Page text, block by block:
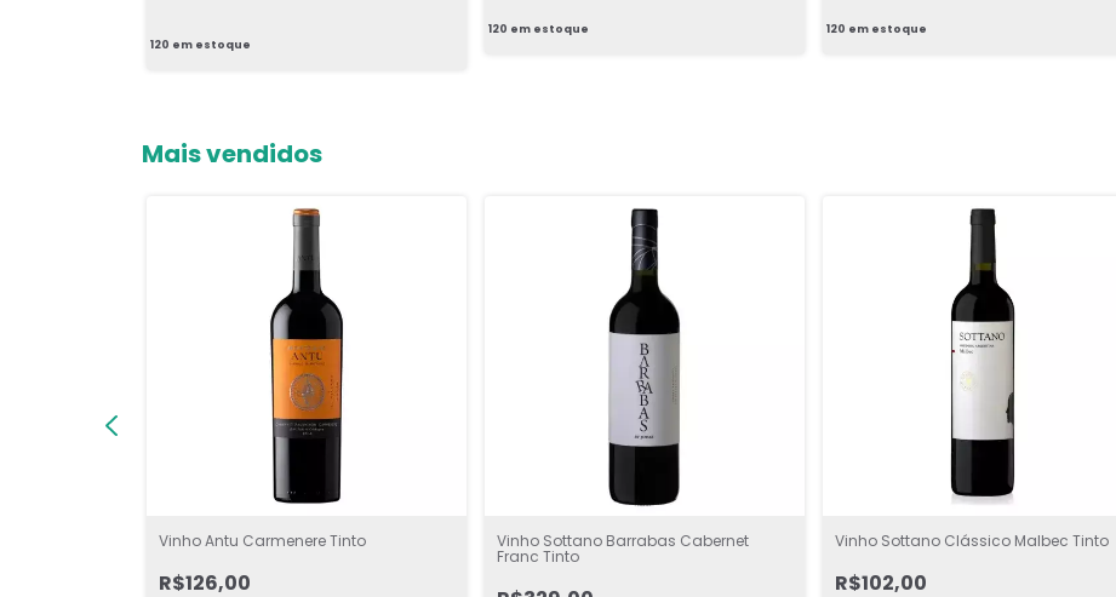
120 em estoque
120 em estoque 120 em estoque
Mais vendidos
Vinho Antu Carmenere Tinto
R$126,00
Vinho Sottano Barrabas Cabernet
Franc Tinto
Vinho Sottano Clássico Malbec Tinto
R$102,00